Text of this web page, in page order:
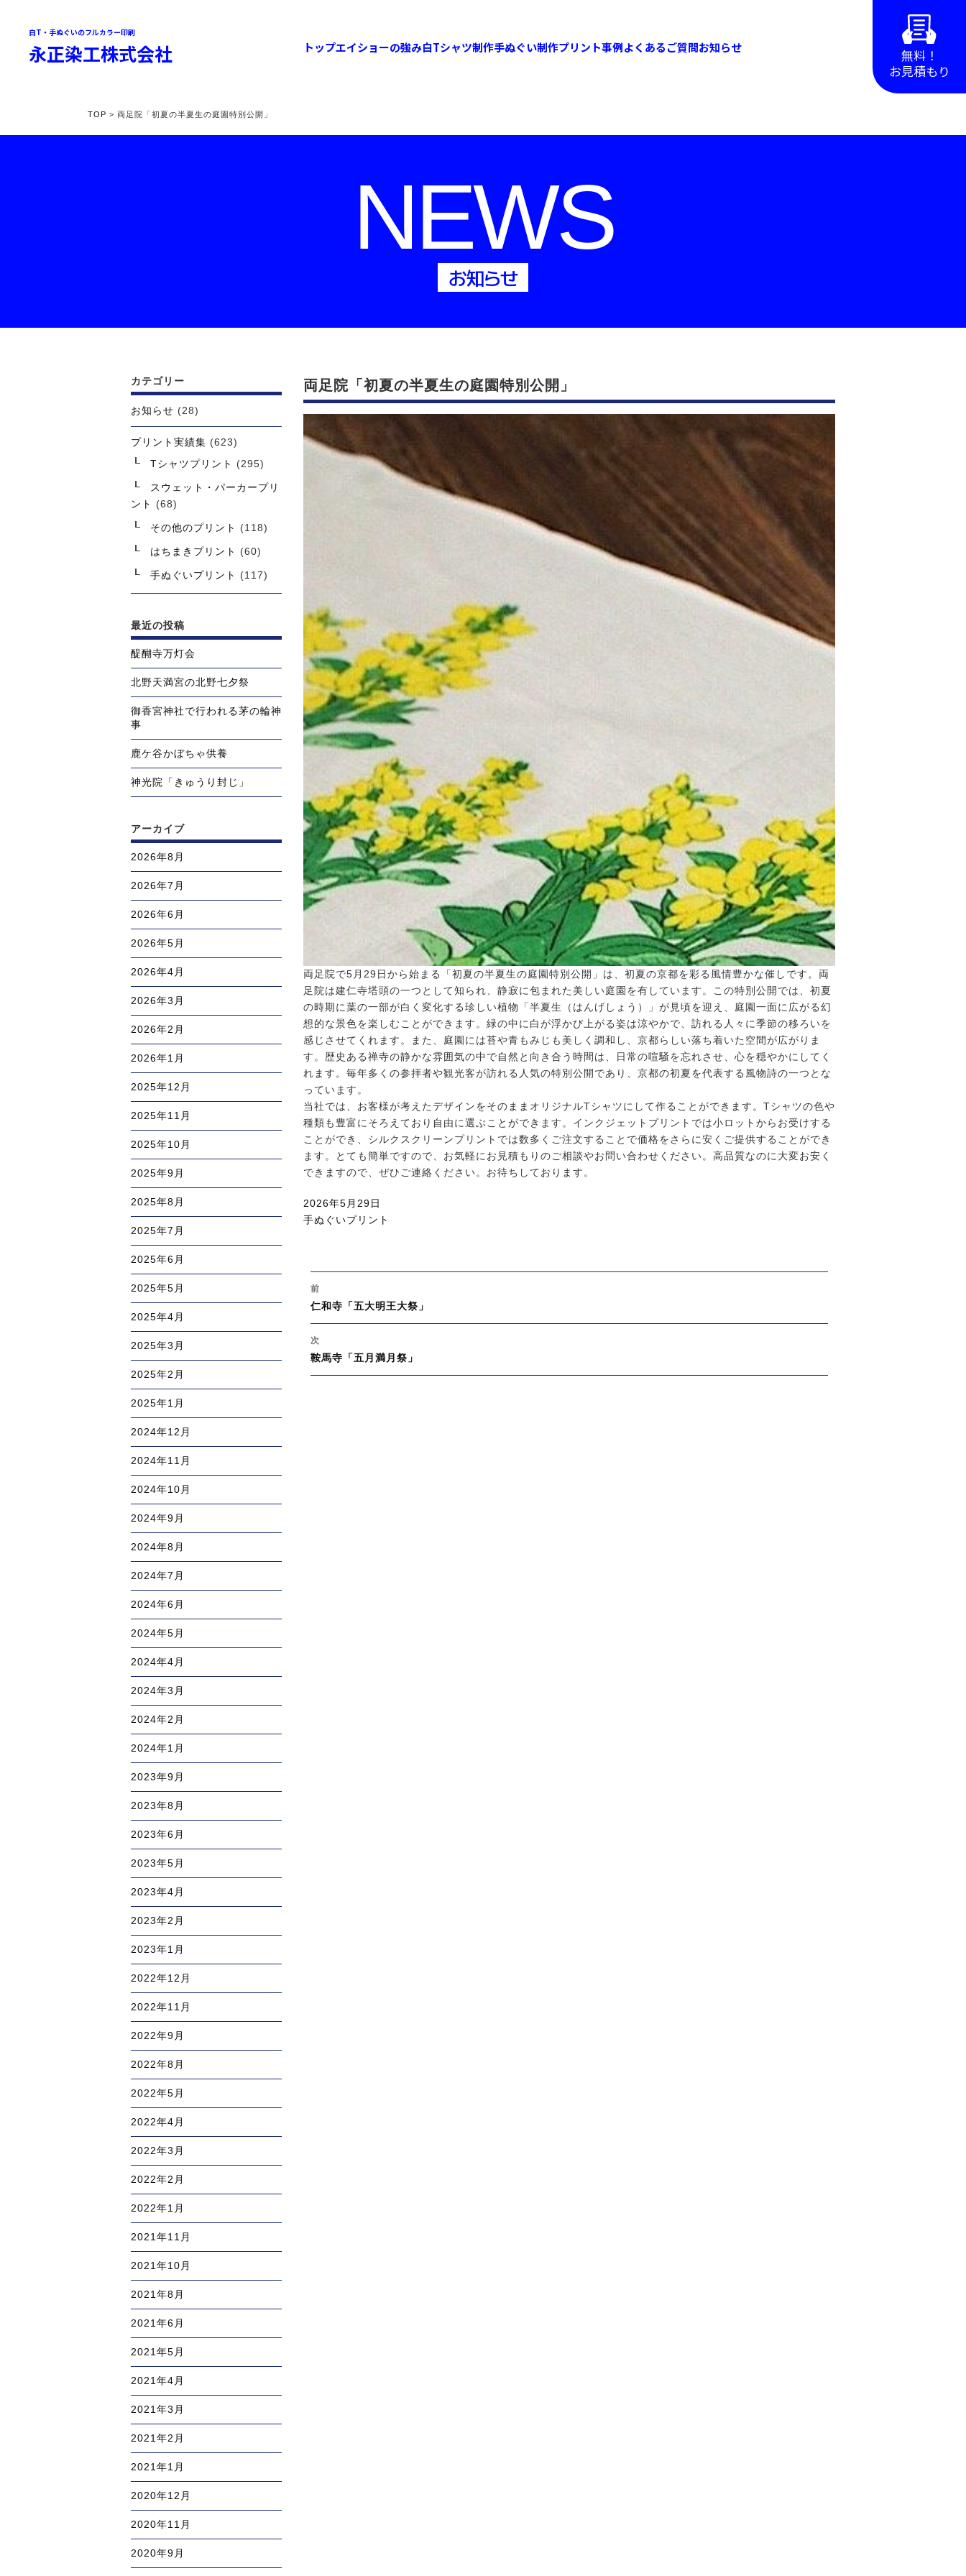
白T・手ぬぐいのフルカラー印刷
永正染工株式会社 トップエイショーの強み白Tシャツ制作手ぬぐい制作プリント事例よくあるご質問お知らせ
無料！
お見積もり
TOP > 両足院「初夏の半夏生の庭園特別公開」
NEWS
お知らせ
両足院「初夏の半夏生の庭園特別公開」
両足院で5月29日から始まる「初夏の半夏生の庭園特別公開」は、初夏の京都を彩る風情豊かな催しです。両
足院は建仁寺塔頭の一つとして知られ、静寂に包まれた美しい庭園を有しています。この特別公開では、初夏
の時期に葉の一部が白く変化する珍しい植物「半夏生（はんげしょう）」が見頃を迎え、庭園一面に広がる幻
想的な景色を楽しむことができます。緑の中に白が浮かび上がる姿は涼やかで、訪れる人々に季節の移ろいを
感じさせてくれます。また、庭園には苔や青もみじも美しく調和し、京都らしい落ち着いた空間が広がりま
す。歴史ある禅寺の静かな雰囲気の中で自然と向き合う時間は、日常の喧騒を忘れさせ、心を穏やかにしてく
れます。毎年多くの参拝者や観光客が訪れる人気の特別公開であり、京都の初夏を代表する風物詩の一つとな
っています。
当社では、お客様が考えたデザインをそのままオリジナルTシャツにして作ることができます。Tシャツの色や
種類も豊富にそろえており自由に選ぶことができます。インクジェットプリントでは小ロットからお受けする
ことができ、シルクスクリーンプリントでは数多くご注文することで価格をさらに安くご提供することができ
ます。とても簡単ですので、お気軽にお見積もりのご相談やお問い合わせください。高品質なのに大変お安く
できますので、ぜひご連絡ください。お待ちしております。
投
稿
2026年5月29日
カ
ー
手ぬぐいプリント
稿
ナ
ビ
ゲ
ー
シ
前
過
去
の
投
稿:
仁和寺「五大明王大祭」
次
次
の
鞍馬寺「五月満月祭」
カテゴリー
お知らせ (28)
プリント実績集 (623)
Tシャツプリント
(295)
スウェット・パーカープリ
ント
(68)
その他のプリント (118)
はちまきプリント (60)
手ぬぐいプリント (117)
最近の投稿
醍醐寺万灯会
北野天満宮の北野七夕祭
御香宮神社で行われる茅の輪神
事
鹿ケ谷かぼちゃ供養
神光院「きゅうり封じ」
アーカイブ
2026年8月
2026年7月
2026年6月
2026年5月
2026年4月
2026年3月
2026年2月
2026年1月
2025年12月
2025年11月
2025年10月
2025年9月
2025年8月
2025年7月
2025年6月
2025年5月
2025年4月
2025年3月
2025年2月
2025年1月
2024年12月
2024年11月
2024年10月
2024年9月
2024年8月
2024年7月
2024年6月
2024年5月
2024年4月
2024年3月
2024年2月
2024年1月
2023年9月
2023年8月
2023年6月
2023年5月
2023年4月
2023年2月
2023年1月
2022年12月
2022年11月
2022年9月
2022年8月
2022年5月
2022年4月
2022年3月
2022年2月
2022年1月
2021年11月
2021年10月
2021年8月
2021年6月
2021年5月
2021年4月
2021年3月
2021年2月
2021年1月
2020年12月
2020年11月
2020年9月